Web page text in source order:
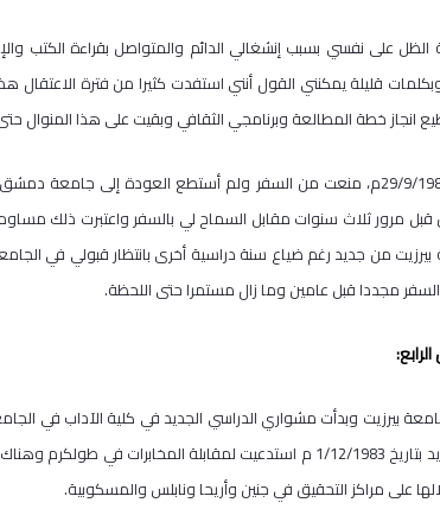
على نفسي بسبب إنشغالي الدائم والمتواصل بقراءة الكتب
قليلة يمكنني القول أنني استفدت كثيرا من فترة الاعتقال
خطة المطالعة وبرنامجي الثقافي وبقيت على هذا المنوال
وفور تحرري من الأسر في يوم 29/9/1982م، منعت من السفر ولم أستطع
مرور ثلاث سنوات مقابل السماح لي بالسفر واعتبرت ذلك
من جديد رغم ضياع سنة دراسية أخرى بانتظار قبولي في
التحقت بجامعة بيرزيت وبدأت مشواري الدراسي الجديد في كلية
في الفصل الدراسي الأول، وبالتحديد بتاريخ 1/12/1983 م استدعيت